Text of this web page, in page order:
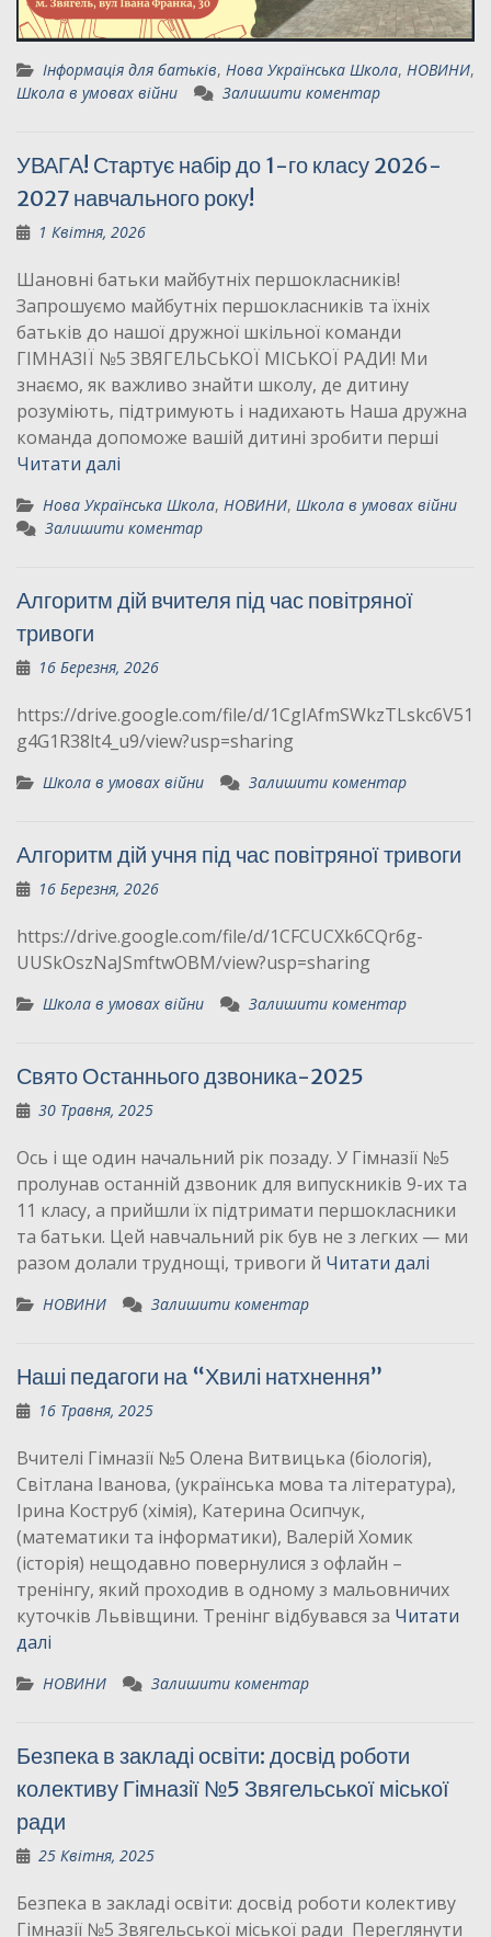
Інформація для батьків, Нова Українська Школа, НОВИНИ,
Школа в умовах війни
Залишити коментар
УВАГА! Стартує набір до 1-го класу 2026-
2027 навчального року!
1 Квітня, 2026
Шановні батьки майбутніх першокласників!
Запрошуємо майбутніх першокласників та їхніх
батьків до нашої дружної шкільної команди
ГІМНАЗІЇ №5 ЗВЯГЕЛЬСЬКОЇ МІСЬКОЇ РАДИ! Ми
знаємо, як важливо знайти школу, де дитину
розуміють, підтримують і надихають Наша дружна
команда допоможе вашій дитині зробити перші
Читати далі
Нова Українська Школа, НОВИНИ, Школа в умовах війни
Залишити коментар
Алгоритм дій вчителя під час повітряної
тривоги
16 Березня, 2026
https://drive.google.com/file/d/1CgIAfmSWkzTLskc6V51
g4G1R38lt4_u9/view?usp=sharing
Школа в умовах війни Залишити коментар
Алгоритм дій учня під час повітряної тривоги
16 Березня, 2026
https://drive.google.com/file/d/1CFCUCXk6CQr6g-
UUSkOszNaJSmftwOBM/view?usp=sharing
Школа в умовах війни Залишити коментар
Свято Останнього дзвоника-2025
30 Травня, 2025
Ось і ще один начальний рік позаду. У Гімназії №5
пролунав останній дзвоник для випускників 9-их та
11 класу, а прийшли їх підтримати першокласники
та батьки. Цей навчальний рік був не з легких — ми
разом долали труднощі, тривоги й Читати далі
НОВИНИ Залишити коментар
Наші педагоги на “Хвилі натхнення”
16 Травня, 2025
Вчителі Гімназії №5 Олена Витвицька (біологія),
Світлана Іванова, (українська мова та література),
Ірина Коструб (хімія), Катерина Осипчук,
(математики та інформатики), Валерій Хомик
(історія) нещодавно повернулися з офлайн –
тренінгу, який проходив в одному з мальовничих
куточків Львівщини. Тренінг відбувався за Читати
далі
НОВИНИ Залишити коментар
Безпека в закладі освіти: досвід роботи
колективу Гімназії №5 Звягельської міської
ради
25 Квітня, 2025
Безпека в закладі освіти: досвід роботи колективу
Гімназії №5 Звягельської міської ради Переглянути